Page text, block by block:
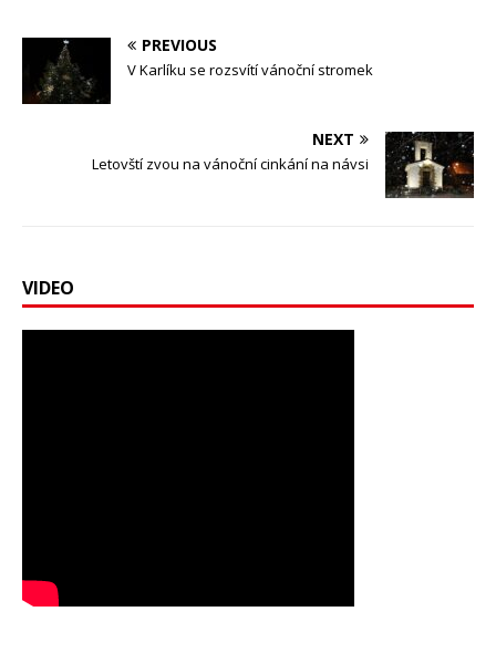
PREVIOUS
V Karlíku se rozsvítí vánoční stromek
NEXT
Letovští zvou na vánoční cinkání na návsi
VIDEO